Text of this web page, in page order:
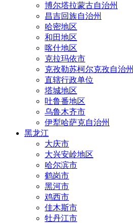
博尔塔拉蒙古自治州
昌吉回族自治州
哈密地区
和田地区
喀什地区
克拉玛依市
克孜勒苏柯尔克孜自治州
直辖行政单位
塔城地区
吐鲁番地区
乌鲁木齐市
伊犁哈萨克自治州
黑龙江
大庆市
大兴安岭地区
哈尔滨市
鹤岗市
黑河市
鸡西市
佳木斯市
牡丹江市